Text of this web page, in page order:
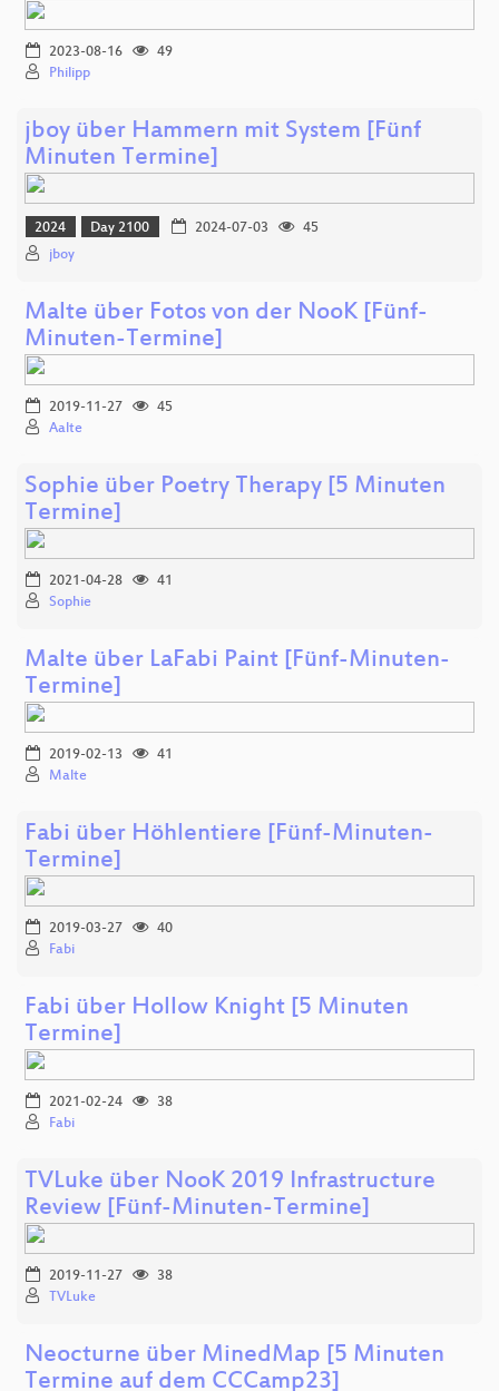
2023-08-16
49
Philipp
jboy über Hammern mit System [Fünf
Minuten Termine]
2024 Day 2100 2024-07-03
45
jboy
Malte über Fotos von der NooK [Fünf-
Minuten-Termine]
2019-11-27
45
Aalte
Sophie über Poetry Therapy [5 Minuten
Termine]
2021-04-28
41
Sophie
Malte über LaFabi Paint [Fünf-Minuten-
Termine]
2019-02-13
41
Malte
Fabi über Höhlentiere [Fünf-Minuten-
Termine]
2019-03-27
40
Fabi
Fabi über Hollow Knight [5 Minuten
Termine]
2021-02-24
38
Fabi
TVLuke über NooK 2019 Infrastructure
Review [Fünf-Minuten-Termine]
2019-11-27
38
TVLuke
Neocturne über MinedMap [5 Minuten
Termine auf dem CCCamp23]